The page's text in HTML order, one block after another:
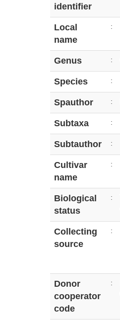
identifier
Local
name
:
Genus :
Species :
Spauthor :
Subtaxa :
Subtauthor :
Cultivar
name
:
Biological
status
:
Collecting
source
:
Donor
cooperator
code
: